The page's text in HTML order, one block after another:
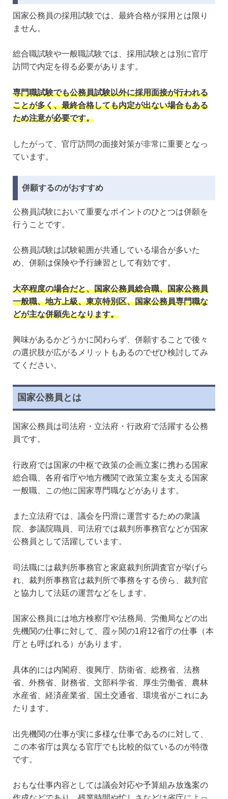
国家公務員の採用試験では、最終合格が採用とは限り
ません。
総合職試験や一般職試験では、採用試験とは別に官庁
訪問で内定を得る必要があります。
専門職試験でも公務員試験以外に採用面接が行われる
ことが多く、最終合格しても内定が出ない場合もある
ため注意が必要です。
したがって、官庁訪問の面接対策が非常に重要となっ
ています。
併願するのがおすすめ
公務員試験において重要なポイントのひとつは併願を
行うことです。
公務員試験は試験範囲が共通している場合が多いた
め、併願は保険や予行練習として有効です。
大卒程度の場合だと、国家公務員総合職、国家公務員
一般職、地方上級、東京特別区、国家公務員専門職な
どが主な併願先となります。
興味があるかどうかに関わらず、併願することで後々
の選択肢が広がるメリットもあるのでぜひ検討してみ
てください。
国家公務員とは
国家公務員は司法府・立法府・行政府で活躍する公務
員です。
行政府では国家の中枢で政策の企画立案に携わる国家
総合職、各府省庁や地方機関で政策立案を支える国家
一般職、この他に国家専門職などがあります。
また立法府では、議会を円滑に運営するための衆議
院、参議院職員、司法府では裁判所事務官などが国家
公務員として活躍しています。
司法職には裁判所事務官と家庭裁判所調査官が挙げら
れ、裁判所事務官は裁判所で事務をする傍ら、裁判官
と協力して法廷の運営などをします。
国家公務員には地方検察庁や法務局、労働局などの出
先機関の仕事に対して、霞ヶ関の1府12省庁の仕事（本
庁とも呼ばれる）があります。
具体的には内閣府、復興庁、防衛省、総務省、法務
省、外務省、財務省、文部科学省、厚生労働省、農林
水産省、経済産業省、国土交通省、環境省がこれにあ
たります。
出先機関の仕事が実に多様な仕事であるのに対して、
この本省庁は異なる官庁でも比較的似ているのが特徴
です。
おもな仕事内容としては議会対応や予算組み放逸案の